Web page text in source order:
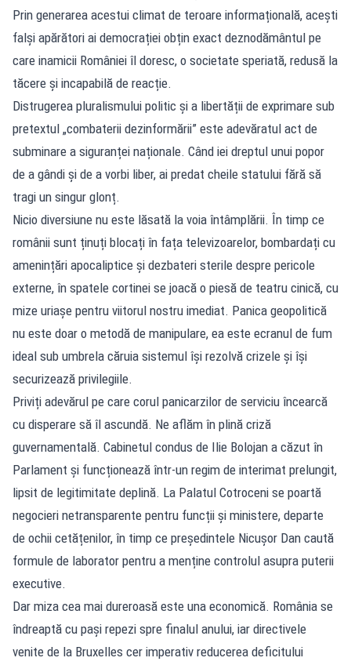
Prin generarea acestui climat de teroare informațională, acești
falși apărători ai democrației obțin exact deznodământul pe
care inamicii României îl doresc, o societate speriată, redusă la
tăcere și incapabilă de reacție.
Distrugerea pluralismului politic și a libertății de exprimare sub
pretextul „combaterii dezinformării” este adevăratul act de
subminare a siguranței naționale. Când iei dreptul unui popor
de a gândi și de a vorbi liber, ai predat cheile statului fără să
tragi un singur glonț.
Nicio diversiune nu este lăsată la voia întâmplării. În timp ce
românii sunt ținuți blocați în fața televizoarelor, bombardați cu
amenințări apocaliptice și dezbateri sterile despre pericole
externe, în spatele cortinei se joacă o piesă de teatru cinică, cu
mize uriașe pentru viitorul nostru imediat. Panica geopolitică
nu este doar o metodă de manipulare, ea este ecranul de fum
ideal sub umbrela căruia sistemul își rezolvă crizele și își
securizează privilegiile.
Priviți adevărul pe care corul panicarzilor de serviciu încearcă
cu disperare să îl ascundă. Ne aflăm în plină criză
guvernamentală. Cabinetul condus de Ilie Bolojan a căzut în
Parlament și funcționează într-un regim de interimat prelungit,
lipsit de legitimitate deplină. La Palatul Cotroceni se poartă
negocieri netransparente pentru funcții și ministere, departe
de ochii cetățenilor, în timp ce președintele Nicușor Dan caută
formule de laborator pentru a menține controlul asupra puterii
executive.
Dar miza cea mai dureroasă este una economică. România se
îndreaptă cu pași repezi spre finalul anului, iar directivele
venite de la Bruxelles cer imperativ reducerea deficitului